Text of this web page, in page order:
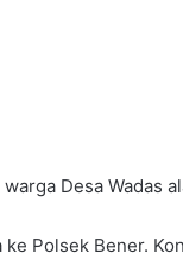
Desa Wadas
Polsek Bener.